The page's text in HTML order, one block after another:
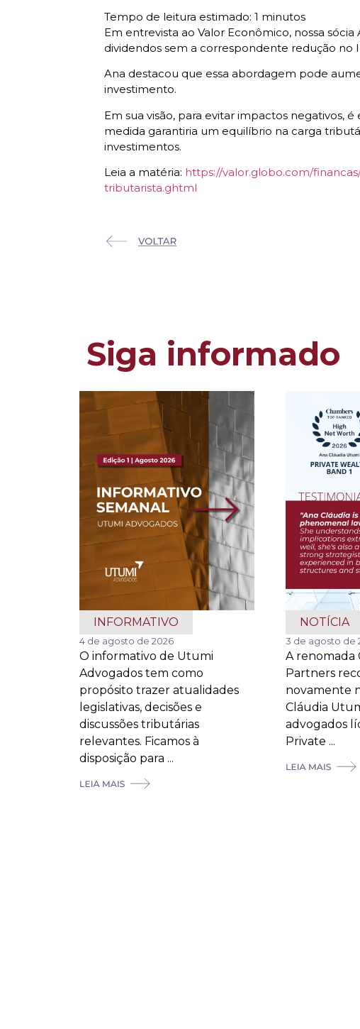
Em entrevista ao Valor Econômico, nossa
dividendos sem a correspondente redução no
Ana destacou que essa abordagem pode
investimento.​
Em sua visão, para evitar impactos negativos,
medida garantiria um equilíbrio na carga
investimentos.
Leia a matéria: https://valor.globo.com/
tributarista.ghtml
Siga informado
INFORMATIVO
4 de agosto de 2026
O informativo de Utumi
Advogados tem como
propósito trazer atualidades
legislativas, decisões e
discussões tributárias
relevantes. Ficamos à
disposição para ...
NOTÍCIA
3 de agosto de
A renomada
Partners
novamente
Cláudia
advogados
Private ...